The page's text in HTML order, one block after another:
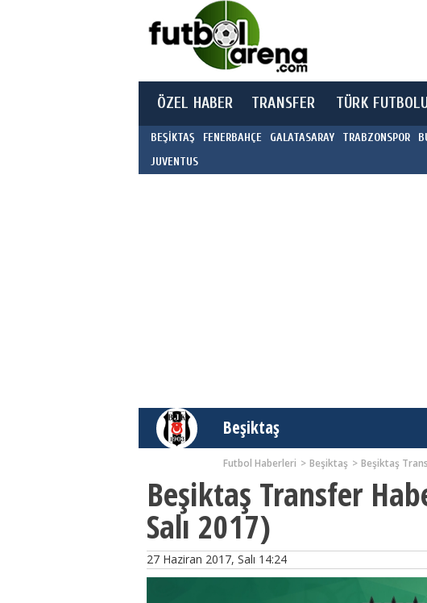
ÖZEL HABER TRANSFER TÜRK
BEŞİKTAŞ FENERBAHÇE GALATASARAY TRABZONSPOR
JUVENTUS
Beşiktaş
Futbol Haberleri Beşiktaş Beşiktaş
Beşiktaş Transfer
Salı 2017)
27 Haziran 2017, Salı 14:24